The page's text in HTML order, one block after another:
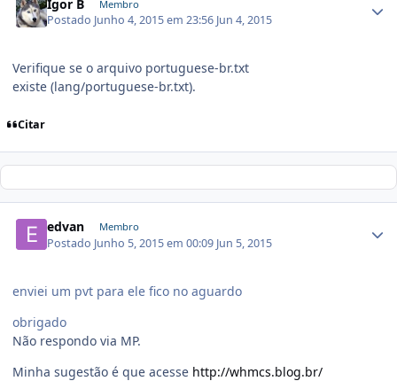
Igor B Membro
Postado Junho 4, 2015 em 23:56 Jun 4, 2015
Verifique se o arquivo portuguese-br.txt
existe (lang/portuguese-br.txt).
Citar
edvan Membro
Postado Junho 5, 2015 em 00:09 Jun 5, 2015
enviei um pvt para ele fico no aguardo
obrigado
Não respondo via MP.
Minha sugestão é que acesse http://whmcs.blog.br/